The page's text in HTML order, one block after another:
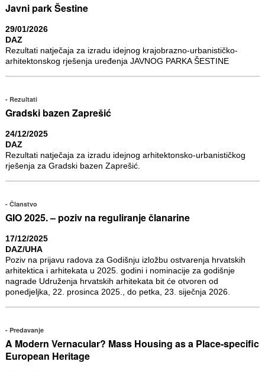
Javni park Šestine
29/01/2026
DAZ
Rezultati natječaja za izradu idejnog krajobrazno-urbanističko-
arhitektonskog rješenja uređenja JAVNOG PARKA ŠESTINE
Rezultati
Gradski bazen Zaprešić
24/12/2025
DAZ
Rezultati natječaja za izradu idejnog arhitektonsko-urbanističkog
rješenja za Gradski bazen Zaprešić.
Članstvo
GIO 2025. – poziv na reguliranje članarine
17/12/2025
DAZ/UHA
Poziv na prijavu radova za Godišnju izložbu ostvarenja hrvatskih
arhitektica i arhitekata u 2025. godini i nominacije za godišnje
nagrade Udruženja hrvatskih arhitekata bit će otvoren od
ponedjeljka, 22. prosinca 2025., do petka, 23. siječnja 2026.
Predavanje
A Modern Vernacular? Mass Housing as a Place-specific
European Heritage